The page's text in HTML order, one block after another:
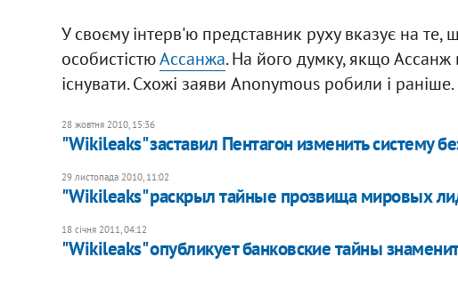
У своєму інтерв'ю представник руху вказує на те,
особистістюАссанжа. На його думку, якщо Ассанж
існувати. Схожі заяви Anonymous робили і раніше.
28 жовтня 2010, 15:36
"Wikileaks" заставил Пентагон изменить систему
29 листопада 2010, 11:02
"Wikileaks" раскрыл тайные прозвища мировых
18 січня 2011, 04:12
"Wikileaks" опубликует банковские тайны